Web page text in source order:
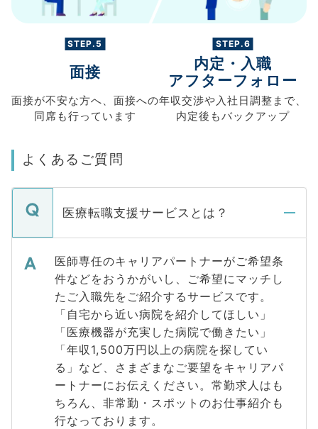
STEP.5
面接
面接が不安な方へ、 面接への
同席も行っています
STEP.6
内定・入職
アフターフォロー
年収交渉や入社日調整まで、
内定後もバックアップ
よくあるご質問
医療転職支援サービスとは？
医師専任のキャリアパートナーがご希望条
件などをおうかがいし、ご希望にマッチし
たご入職先をご紹介するサービスです。
「自宅から近い病院を紹介してほしい」
「医療機器が充実した病院で働きたい」
「年収1,500万円以上の病院を探してい
る」など、さまざまなご要望をキャリアパ
ートナーにお伝えください。常勤求人はも
ちろん、非常勤・スポットのお仕事紹介も
行なっております。